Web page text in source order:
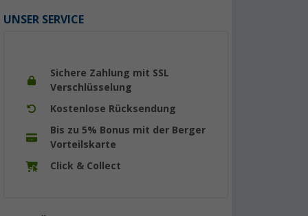
UNSER SERVICE
Sichere Zahlung mit SSL
Verschlüsselung
Kostenlose Rücksendung
Bis zu 5% Bonus mit der Berger
Vorteilskarte
Click & Collect